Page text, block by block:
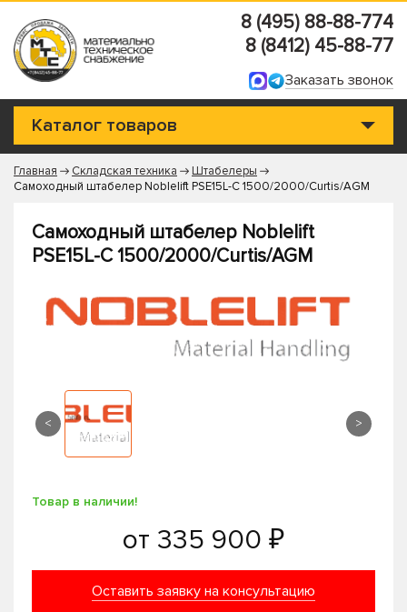
8 (495) 88-88-774
8 (8412) 45-88-77
Заказать звонок
Каталог товаров
Главная Складская техника
Штабелеры
Самоходный штабелер Noblelift PSE15L-C 1500/2000/Curtis/AGM
Самоходный штабелер Noblelift
PSE15L-C 1500/2000/Curtis/AGM
< >
Товар в наличии!
от 335 900 ₽
Оставить заявку на консультацию